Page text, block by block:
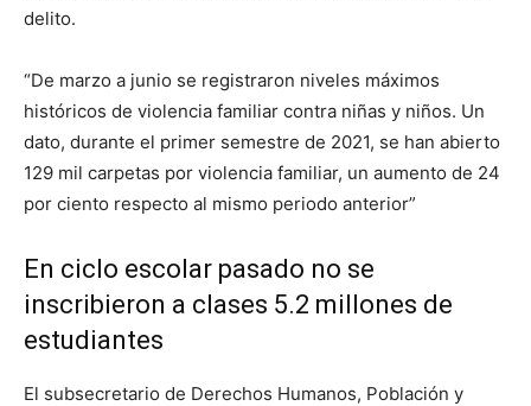
delito.
“De marzo a junio se registraron niveles máximos
históricos de violencia familiar contra niñas y niños. Un
dato, durante el primer semestre de 2021, se han abierto
129 mil carpetas por violencia familiar, un aumento de 24
por ciento respecto al mismo periodo anterior”
En ciclo escolar pasado no se
inscribieron a clases 5.2 millones de
estudiantes
El subsecretario de Derechos Humanos, Población y